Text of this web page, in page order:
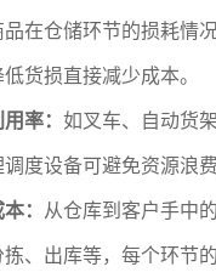
品在仓储环节的损耗情
货损直接减少成本。
率： 如叉车、自动货
度设备可避免资源浪费
： 从仓库到客户手中
、出库等，每个环节